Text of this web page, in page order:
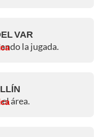
VAR
la jugada.
área.